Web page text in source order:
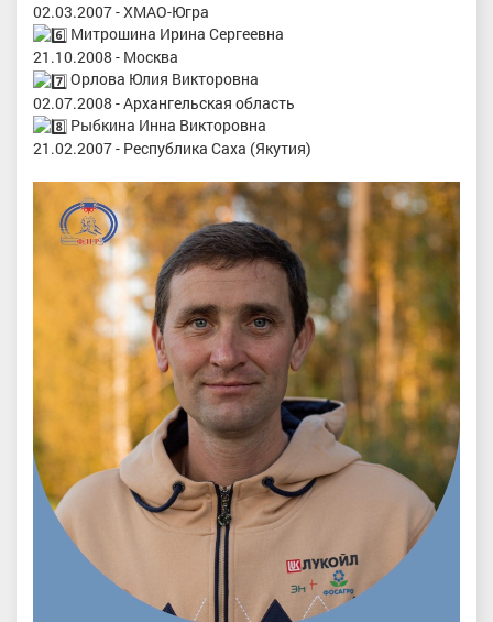
02.03.2007 - ХМАО-Югра
Митрошина Ирина Сергеевна
21.10.2008 - Москва
Орлова Юлия Викторовна
02.07.2008 - Архангельская область
Рыбкина Инна Викторовна
21.02.2007 - Республика Саха (Якутия)